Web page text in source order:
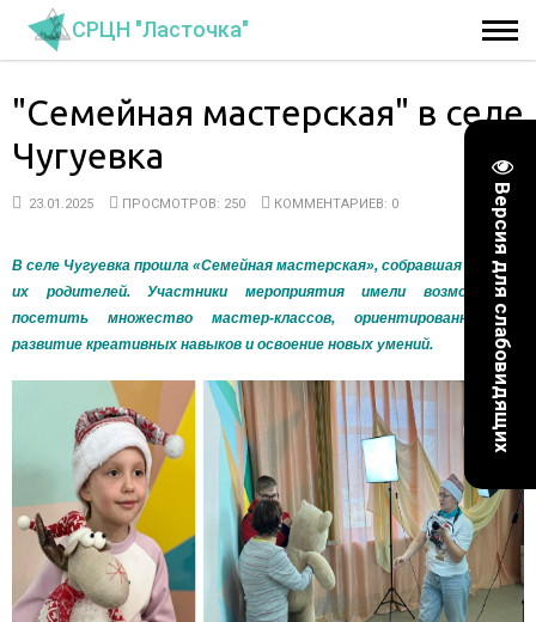
Версия для слабовидящих
СРЦН "Ласточка"
"Семейная мастерская" в селе
Чугуевка
23.01.2025 ПРОСМОТРОВ: 250 КОММЕНТАРИЕВ: 0
В селе Чугуевка прошла «Семейная мастерская», собравшая детей и
их родителей. Участники мероприятия имели возможность
посетить множество мастер-классов, ориентированных на
развитие креативных навыков и освоение новых умений.